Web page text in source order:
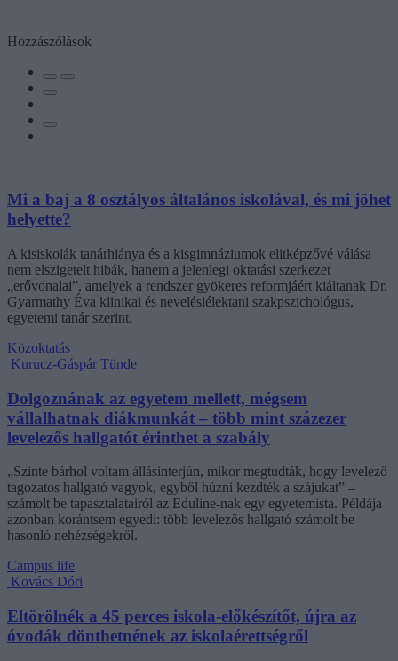
Hozzászólások
Mi a baj a 8 osztályos általános iskolával, és mi jöhet
helyette?
A kisiskolák tanárhiánya és a kisgimnáziumok elitképzővé válása
nem elszigetelt hibák, hanem a jelenlegi oktatási szerkezet
„erővonalai”, amelyek a rendszer gyökeres reformjáért kiáltanak Dr.
Gyarmathy Éva klinikai és neveléslélektani szakpszichológus,
egyetemi tanár szerint.
Közoktatás
Kurucz-Gáspár Tünde
Dolgoznának az egyetem mellett, mégsem
vállalhatnak diákmunkát – több mint százezer
levelezős hallgatót érinthet a szabály
„Szinte bárhol voltam állásinterjún, mikor megtudták, hogy levelező
tagozatos hallgató vagyok, egyből húzni kezdték a szájukat” –
számolt be tapasztalatairól az Eduline-nak egy egyetemista. Példája
azonban korántsem egyedi: több levelezős hallgató számolt be
hasonló nehézségekről.
Campus life
Kovács Dóri
Eltörölnék a 45 perces iskola-előkészítőt, újra az
óvodák dönthetnének az iskolaérettségről